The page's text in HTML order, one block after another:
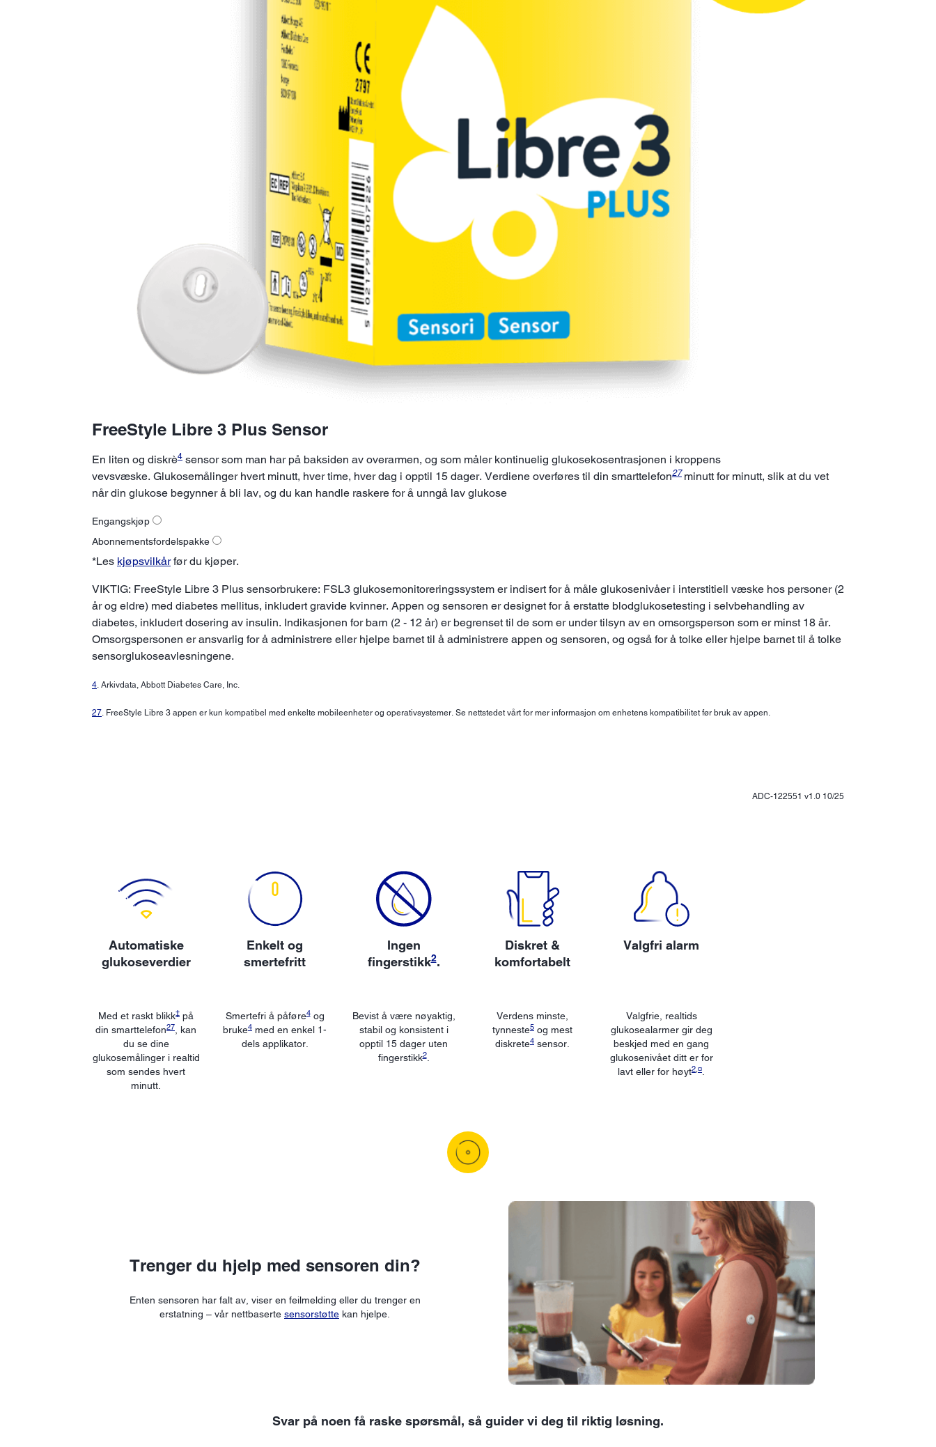
FreeStyle Libre 3 Plus Sensor
En liten og diskrè4 sensor som man har på baksiden av overarmen, og som måler kontinuelig glukosekosentrasjonen i kroppens
vevsvæske. Glukosemålinger hvert minutt, hver time, hver dag i opptil 15 dager. Verdiene overføres til din smarttelefon27 minutt for minutt, slik at du vet
når din glukose begynner å bli lav, og du kan handle raskere for å unngå lav glukose
Engangskjøp
Abonnementsfordelspakke
*Les kjøpsvilkårfør du kjøper.
VIKTIG: FreeStyle Libre 3 Plus sensorbrukere: FSL3 glukosemonitoreringssystem er indisert for å måle glukosenivåer i interstitiell væske hos personer (2
år og eldre) med diabetes mellitus, inkludert gravide kvinner. Appen og sensoren er designet for å erstatte blodglukosetesting i selvbehandling av
diabetes, inkludert dosering av insulin. Indikasjonen for barn (2 - 12 år) er begrenset til de som er under tilsyn av en omsorgsperson som er minst 18 år.
Omsorgspersonen er ansvarlig for å administrere eller hjelpe barnet til å administrere appen og sensoren, og også for å tolke eller hjelpe barnet til å tolke
sensorglukoseavlesningene.
4. Arkivdata, Abbott Diabetes Care, Inc.
27. FreeStyle Libre 3 appen er kun kompatibel med enkelte mobileenheter og operativsystemer. Se nettstedet vårt for mer informasjon om enhetens kompatibilitet før bruk av appen.
ADC-122551 v1.0 10/25
Automatiske
glukoseverdier
Med et raskt blikk‡ på
din smarttelefon27 , kan
du se dine
glukosemålinger i realtid
som sendes hvert
minutt.
Enkelt og
smertefritt
Smertefri å påføre4og
bruke4 med en enkel 1-
dels applikator.
Ingen
fingerstikk2.
Bevist å være nøyaktig,
stabil og konsistent i
opptil 15 dager uten
fingerstikk2.
Diskret &
komfortabelt
Verdens minste,
tynneste5 og mest
diskrete4 sensor.
Valgfri alarm
Valgfrie, realtids
glukosealarmer gir deg
beskjed med en gang
glukosenivået ditt er for
lavt eller for høyt2 ¤
Trenger du hjelp med sensoren din?
Enten sensoren har falt av, viser en feilmelding eller du trenger en
erstatning – vår nettbaserte sensorstøtte kan hjelpe.
Svar på noen få raske spørsmål, så guider vi deg til riktig løsning.